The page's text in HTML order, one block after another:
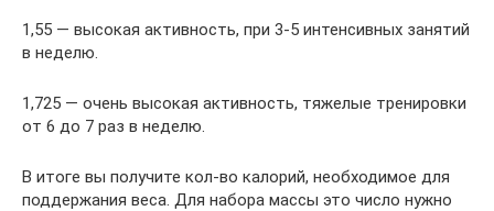
1,55 — высокая активность, при 3-5 интенсивных занятий
в неделю.
1,725 — очень высокая активность, тяжелые тренировки
от 6 до 7 раз в неделю.
В итоге вы получите кол-во калорий, необходимое для
поддержания веса. Для набора массы это число нужно